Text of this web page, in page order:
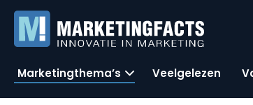
Marketingthema’s Veelgelezen